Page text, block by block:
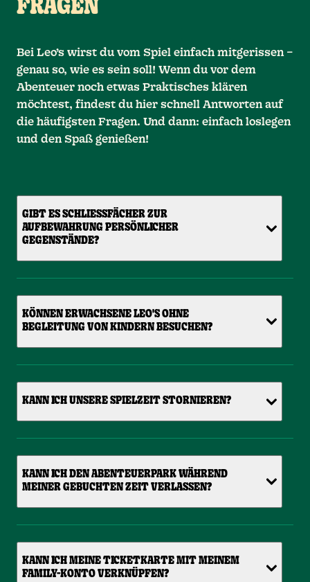
FRAGEN
Bei Leo’s wirst du vom Spiel einfach mitgerissen –
genau so, wie es sein soll! Wenn du vor dem
Abenteuer noch etwas Praktisches klären
möchtest, findest du hier schnell Antworten auf
die häufigsten Fragen. Und dann: einfach loslegen
und den Spaß genießen!
GIBT ES SCHLIESSFÄCHER ZUR A
UFBEWAHRUNG PERSÖNLICHER G
EGENSTÄNDE?
KÖNNEN ERWACHSENE LEO'S OHNE
BEGLEITUNG VON KINDERN BESUCHEN?
KANN ICH UNSERE SPIELZEIT STORNIEREN?
KANN ICH DEN ABENTEUERPARK WÄHREND
MEINER GEBUCHTEN ZEIT VERLASSEN?
KANN ICH MEINE TICKETKARTE MIT MEINEM
FAMILY-KONTO VERKNÜPFEN?